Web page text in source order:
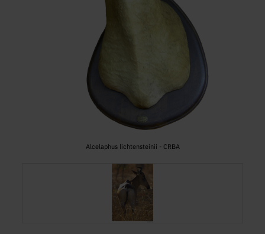
Alcelaphus lichtensteinii - CRBA